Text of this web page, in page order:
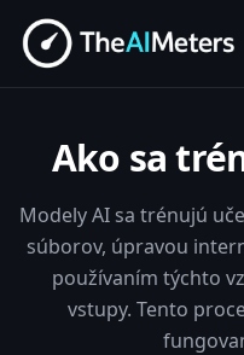
Ako sa
Modely AI sa trénujú
súborov, úpravou
používaním týchto
vstupy. Tento